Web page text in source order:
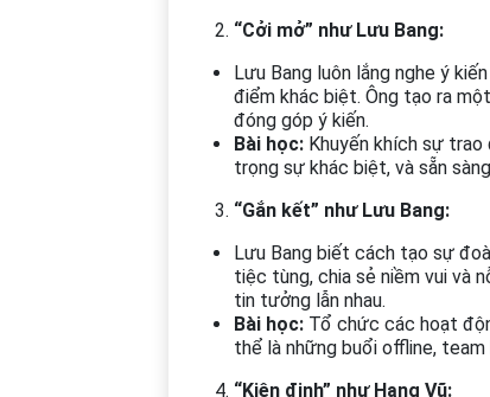
“Cởi mở” như Lưu Bang:
Lưu Bang luôn lắng nghe ý
điểm khác biệt. Ông tạo ra
đóng góp ý kiến.
Bài học: Khuyến khích sự
trọng sự khác biệt, và sẵn
“Gắn kết” như Lưu Bang:
Lưu Bang biết cách tạo sự
tiệc tùng, chia sẻ niềm vui và
tin tưởng lẫn nhau.
Bài học: Tổ chức các hoạt
thể là những buổi offline, team
“Kiên định” như Hạng Vũ: